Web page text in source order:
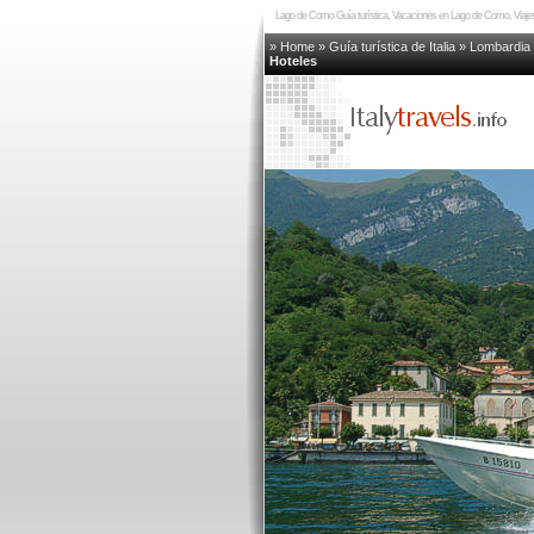
Lago de Como Guía turística, Vacaciones en Lago de Como,
» Home » Guía turística de Italia » Lombardia
Hoteles